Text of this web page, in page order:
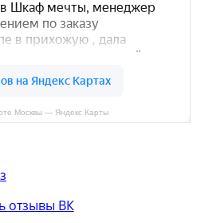
Москвы — Яндекс Карты
отзывы ВК